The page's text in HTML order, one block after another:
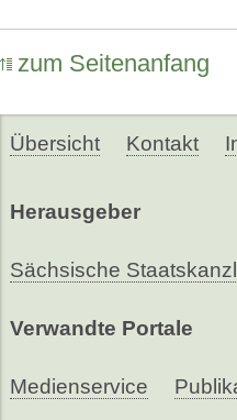
zum Seitenanfang
Übersicht Kontakt
Herausgeber
Sächsische
Verwandte Portale
Medienservice